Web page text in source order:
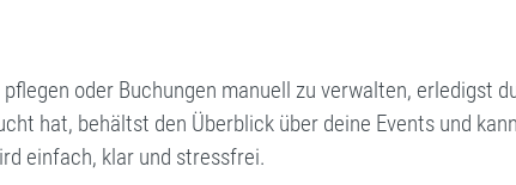
oder Buchungen manuell zu verwalten, erledigst
hat, behältst den Überblick über deine Events und
einfach, klar und stressfrei.